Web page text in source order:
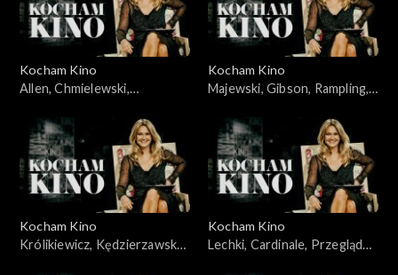
Kocham Kino
Allen, Chmielewski,
14.03.2011
Kocham Kino
Majewski, Gibson, Rampling,
Kocham Kino
Królikiewicz, Kędzierzawska,
Kocham Kino
Lechki, Cardinale, Przegląd